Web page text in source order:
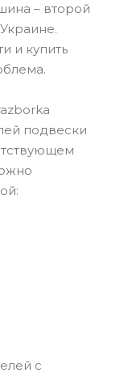
– второй
и купить
подвески
с